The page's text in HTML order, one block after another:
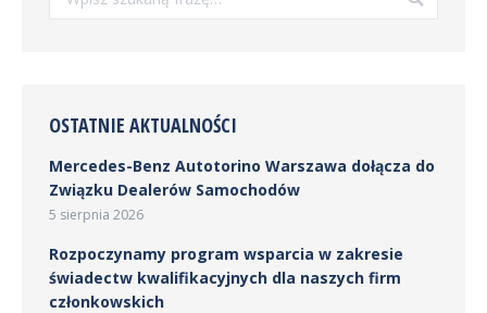
OSTATNIE AKTUALNOŚCI
Mercedes-Benz Autotorino Warszawa dołącza do
Związku Dealerów Samochodów
5 sierpnia 2026
Rozpoczynamy program wsparcia w zakresie
świadectw kwalifikacyjnych dla naszych firm
członkowskich